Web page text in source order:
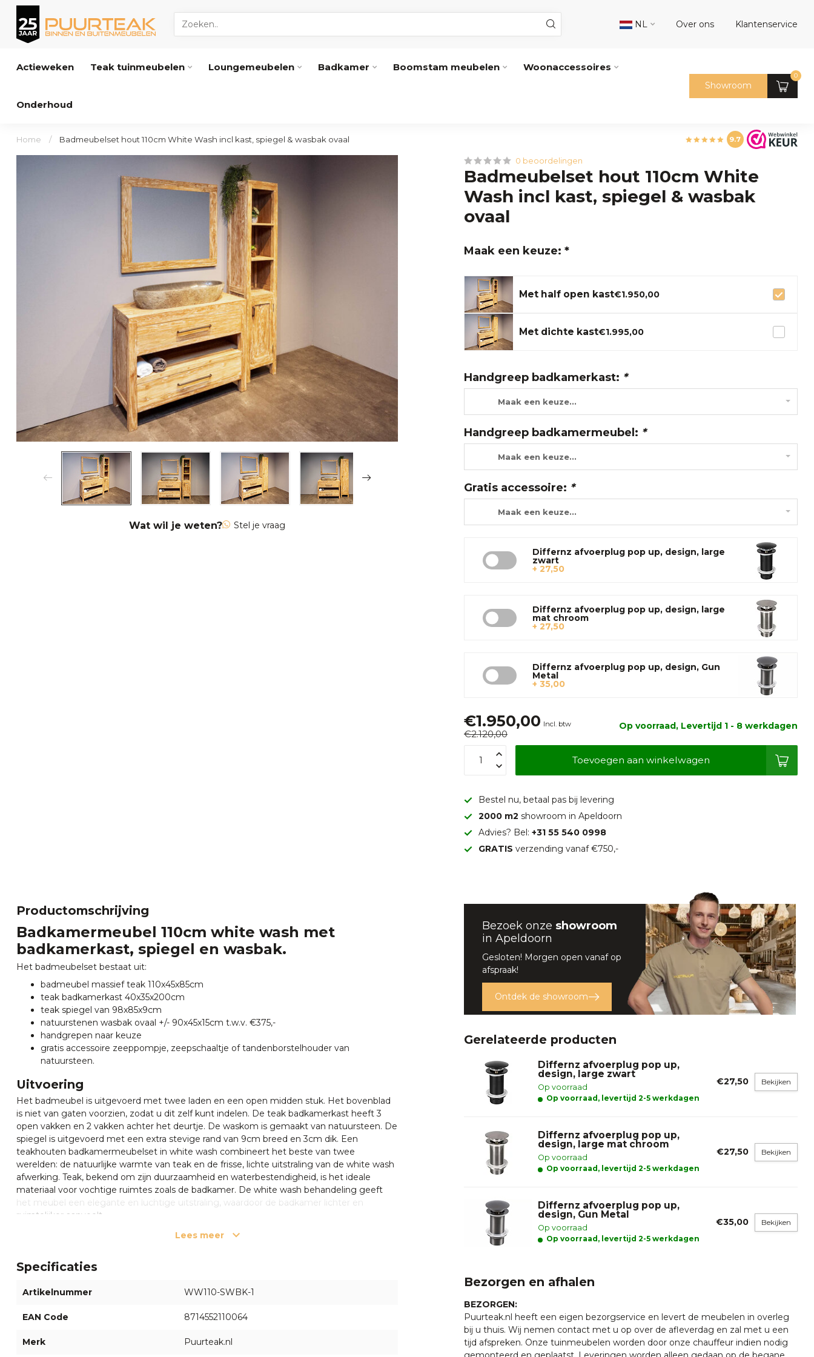
NL Over ons Klantenservice
Actieweken Teak tuinmeubelen Loungemeubelen Badkamer Boomstam meubelen Woonaccessoires
Onderhoud
Showroom
0
Home / Badmeubelset hout 110cm White Wash incl kast, spiegel & wasbak ovaal 9.7
Wat wil je weten? Stel je vraag
0 beoordelingen
Badmeubelset hout 110cm White
Wash incl kast, spiegel & wasbak
ovaal
Maak een keuze: *
Met half open kast€1.950,00
Met dichte kast€1.995,00
Handgreep badkamerkast: *
Maak een keuze...
Handgreep badkamermeubel: *
Maak een keuze...
Gratis accessoire: *
Maak een keuze...
Differnz afvoerplug pop up, design, large
zwart
+ 27,50
Differnz afvoerplug pop up, design, large
mat chroom
+ 27,50
Differnz afvoerplug pop up, design, Gun
Metal
+ 35,00
€1.950,00 Incl. btw
€2.120,00
Op voorraad, Levertijd 1 - 8 werkdagen
Toevoegen aan winkelwagen
Bestel nu, betaal pas bij levering
2000 m2showroom in Apeldoorn
Advies? Bel:+31 55 540 0998
GRATIS verzending vanaf €750,-
Productomschrijving
Badkamermeubel 110cm white wash met
badkamerkast, spiegel en wasbak.
Het badmeubelset bestaat uit:
badmeubel massief teak 110x45x85cm
teak badkamerkast 40x35x200cm
teak spiegel van 98x85x9cm
natuurstenen wasbak ovaal +/- 90x45x15cm t.w.v. €375,-
handgrepen naar keuze
gratis accessoire zeeppompje, zeepschaaltje of tandenborstelhouder van
natuursteen.
Uitvoering
Het badmeubel is uitgevoerd met twee laden en een open midden stuk. Het bovenblad
is niet van gaten voorzien, zodat u dit zelf kunt indelen. De teak badkamerkast heeft 3
open vakken en 2 vakken achter het deurtje. De waskom is gemaakt van natuursteen. De
spiegel is uitgevoerd met een extra stevige rand van 9cm breed en 3cm dik. Een
teakhouten badkamermeubelset in white wash combineert het beste van twee
werelden: de natuurlijke warmte van teak en de frisse, lichte uitstraling van de white wash
afwerking. Teak, bekend om zijn duurzaamheid en waterbestendigheid, is het ideale
materiaal voor vochtige ruimtes zoals de badkamer. De white wash behandeling geeft
het meubel een elegante en luchtige uitstraling, waardoor de badkamer lichter en
ruimtelijker aanvoelt.
Of wilt u dit badmeubel los bestellen?
Verzending
begane grond. Mochten wij de bezorging niet zelf kunnen inplannen dan worden de
Lees meer
Specificaties
Artikelnummer WW110-SWBK-1
EAN Code 8714552110064
Merk Puurteak.nl
Bezoek onze showroom
in Apeldoorn
Gesloten! Morgen open vanaf op
afspraak!
Ontdek de showroom
Gerelateerde producten
Differnz afvoerplug pop up,
design, large zwart
Op voorraad
Op voorraad, levertijd 2-5 werkdagen
€27,50 Bekijken
Differnz afvoerplug pop up,
design, large mat chroom
Op voorraad
Op voorraad, levertijd 2-5 werkdagen
€27,50 Bekijken
Differnz afvoerplug pop up,
design, Gun Metal
Op voorraad
Op voorraad, levertijd 2-5 werkdagen
€35,00 Bekijken
Bezorgen en afhalen
BEZORGEN:
Puurteak.nl heeft een eigen bezorgservice en levert de meubelen in overleg
bij u thuis. Wij nemen contact met u op over de afleverdag en zal met u een
tijd afspreken. Onze tuinmeubelen worden door onze chauffeur indien nodig